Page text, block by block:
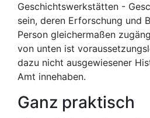
Geschichtswerkstätten -
sein, deren Erforschung und
Person gleichermaßen
von unten ist
dazu nicht ausgewiesener
Amt innehaben.
Ganz praktisch